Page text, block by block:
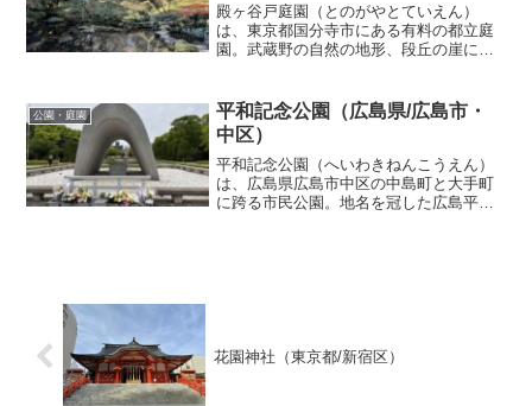
殿ヶ谷戸庭園（とのがやとていえん）
は、東京都国分寺市にある有料の都立庭
園。武蔵野の自然の地形、段丘の崖にで
水池、樹林で雰囲気が一変する造園手法
がみどころのひとつです。ま...
公園・庭園
平和記念公園（広島県/広島市・
中区）
平和記念公園（へいわきねんこうえん）
は、広島県広島市中区の中島町と大手町
に跨る市民公園。地名を冠した広島平和
花園神社（東京都/新宿区）